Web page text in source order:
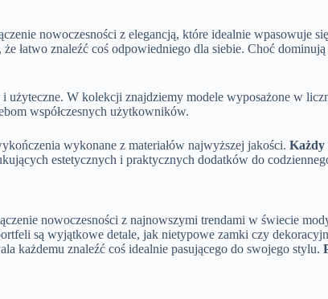
nowoczesności z elegancją, które idealnie
że łatwo znaleźć coś odpowiedniego dla siebie. Choć
W kolekcji znajdziemy modele wyposażone w
współczesnych użytkowników.
wykonane z materiałów najwyższej jakości. Każdy
estetycznych i praktycznych dodatków do
nowoczesności z najnowszymi trendami w świecie
są wyjątkowe detale, jak nietypowe zamki czy
każdemu znaleźć coś idealnie pasującego do swojego stylu.